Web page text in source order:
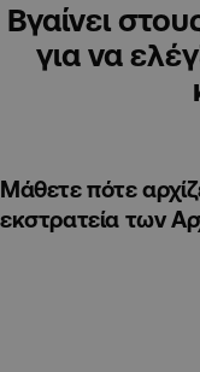
Βγαίνει
για να
Μάθετε πότε
εκστρατεία των